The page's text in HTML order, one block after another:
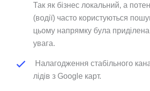
Так як бізнес локальний, а
(водії) часто користуються
цьому напрямку була
увага.
Налагодження стабільного
лідів з Google карт.